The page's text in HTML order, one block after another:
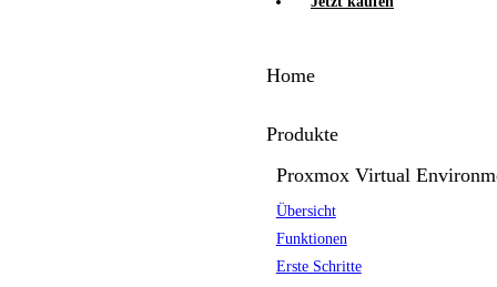
Home
Produkte
Proxmox Virtual
Übersicht
Funktionen
Erste Schritte